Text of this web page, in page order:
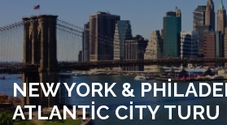
NEW YORK &
ATLANTIC CITY TURU